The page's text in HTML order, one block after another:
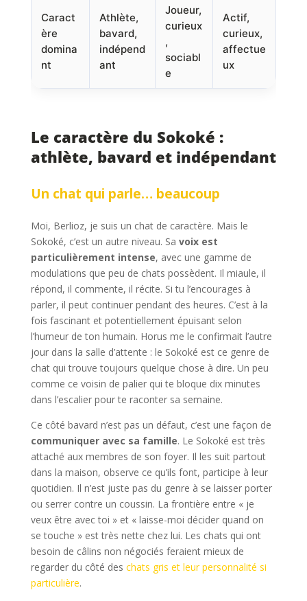
Caract
ère
domina
nt
Athlète,
bavard,
indépend
ant
Joueur,
curieux
,
sociabl
e
Actif,
curieux,
affectue
ux
Le caractère du Sokoké :
athlète, bavard et indépendant
Un chat qui parle… beaucoup
Moi, Berlioz, je suis un chat de caractère. Mais le
Sokoké, c’est un autre niveau. Sa voix est
particulièrement intense, avec une gamme de
modulations que peu de chats possèdent. Il miaule, il
répond, il commente, il récite. Si tu l’encourages à
parler, il peut continuer pendant des heures. C’est à la
fois fascinant et potentiellement épuisant selon
l’humeur de ton humain. Horus me le confirmait l’autre
jour dans la salle d’attente : le Sokoké est ce genre de
chat qui trouve toujours quelque chose à dire. Un peu
comme ce voisin de palier qui te bloque dix minutes
dans l’escalier pour te raconter sa semaine.
Ce côté bavard n’est pas un défaut, c’est une façon de
communiquer avec sa famille. Le Sokoké est très
attaché aux membres de son foyer. Il les suit partout
dans la maison, observe ce qu’ils font, participe à leur
quotidien. Il n’est juste pas du genre à se laisser porter
ou serrer contre un coussin. La frontière entre « je
veux être avec toi » et « laisse-moi décider quand on
se touche » est très nette chez lui. Les chats qui ont
besoin de câlins non négociés feraient mieux de
regarder du côté des chats gris et leur personnalité si
particulière.